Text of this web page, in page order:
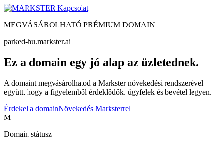
Kapcsolat
MEGVÁSÁROLHATÓ PRÉMIUM DOMAIN
parked-hu.markster.ai
Ez a domain egy jó alap az üzletednek.
A domaint megvásárolhatod a Markster növekedési rendszerével
együtt, hogy a figyelemből érdeklődők, ügyfelek és bevétel legyen.
Érdekel a domainNövekedés Marksterrel
M
Domain státusz